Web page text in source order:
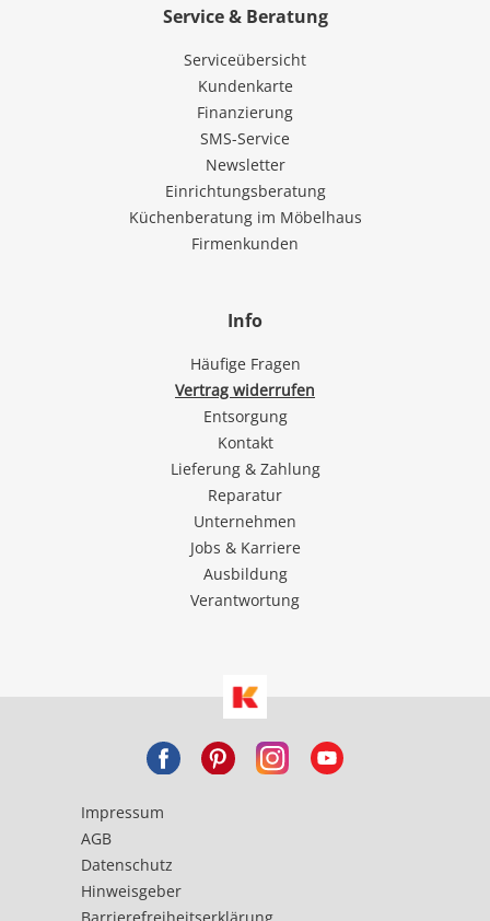
Service & Beratung
Serviceübersicht
Kundenkarte
Finanzierung
SMS-Service
Newsletter
Einrichtungsberatung
Küchenberatung im Möbelhaus
Firmenkunden
Info
Häufige Fragen
Vertrag widerrufen
Entsorgung
Kontakt
Lieferung & Zahlung
Reparatur
Unternehmen
Jobs & Karriere
Ausbildung
Verantwortung
Impressum
AGB
Datenschutz
Hinweisgeber
Barrierefreiheitserklärung